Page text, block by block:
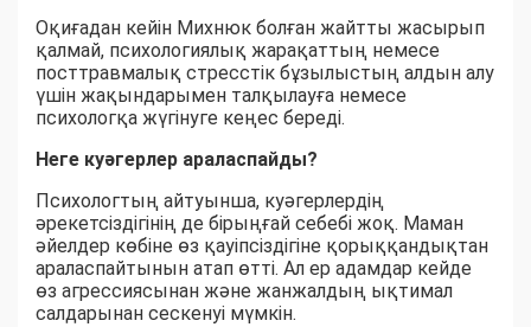
Оқиғадан кейін Михнюк болған жайтты жасырып
қалмай, психологиялық жарақаттың немесе
посттравмалық стресстік бұзылыстың алдын алу
үшін жақындарымен талқылауға немесе
психологқа жүгінуге кеңес береді.
Неге куәгерлер араласпайды?
Психологтың айтуынша, куәгерлердің
әрекетсіздігінің де бірыңғай себебі жоқ. Маман
әйелдер көбіне өз қауіпсіздігіне қорыққандықтан
араласпайтынын атап өтті. Ал ер адамдар кейде
өз агрессиясынан және жанжалдың ықтимал
салдарынан сескенуі мүмкін.